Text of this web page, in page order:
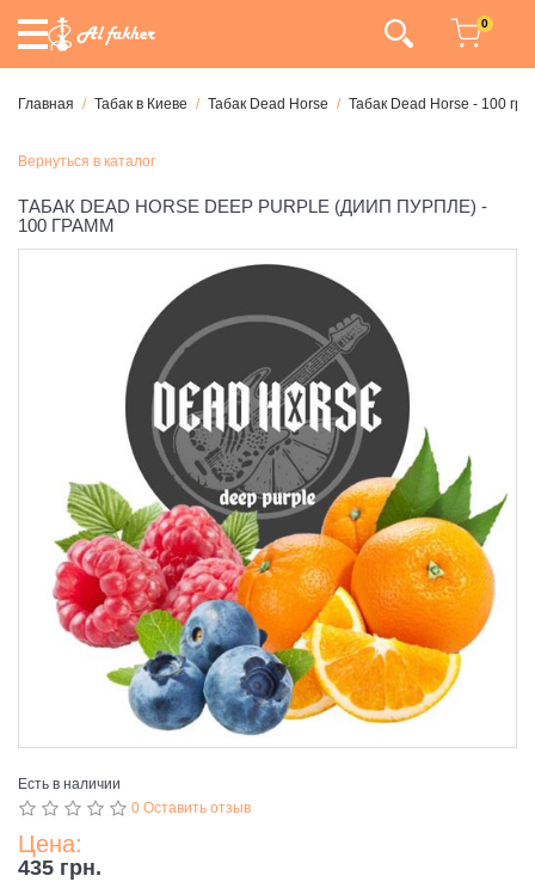
0
Главная Табак в Киеве Табак Dead Horse Табак Dead Horse - 100
Вернуться в каталог
ТАБАК DEAD HORSE DEEP PURPLE (ДИИП ПУРПЛЕ) -
100 ГРАММ
Есть в наличии
0 Оставить отзыв
Цена:
435 грн.